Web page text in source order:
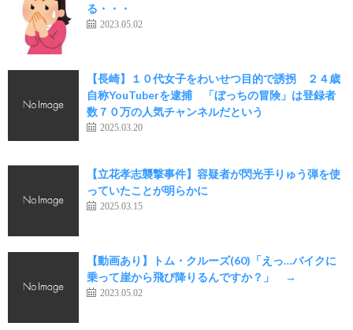
る・・・
2023.05.02
【長崎】１０代女子をわいせつ目的で誘拐 ２４歳
自称YouTuberを逮捕 「ぼっちの冒険」は登録者
数７０万の人気チャンネルだという
2025.03.20
【立花孝志襲撃事件】容疑者が閃光手りゅう弾を使
っていたことが明らかに
2025.03.15
【動画あり】トム・クルーズ(60)「えっ…バイクに
乗って崖から飛び降りるんですか？」 →
2023.05.02